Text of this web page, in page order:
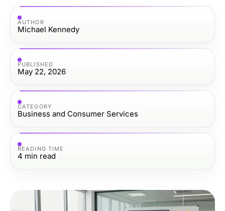
AUTHOR
Michael Kennedy
PUBLISHED
May 22, 2026
CATEGORY
Business and Consumer Services
READING TIME
4 min read